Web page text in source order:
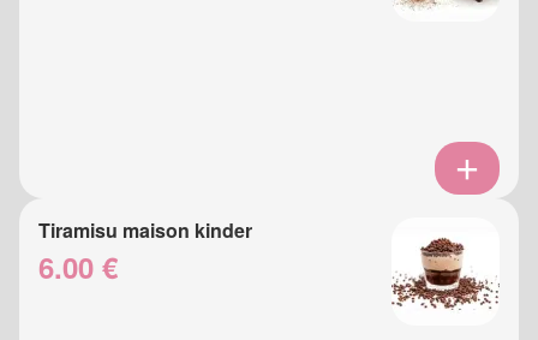
Tiramisu maison kinder
6.00 €